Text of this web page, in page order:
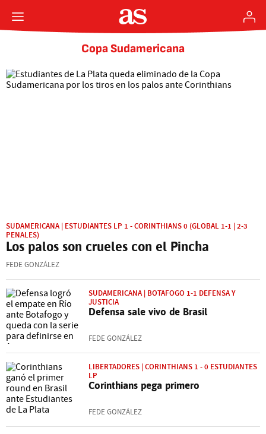
Copa Sudamericana
SUDAMERICANA | ESTUDIANTES LP 1 - CORINTHIANS 0 (GLOBAL 1-1 | 2-3
PENALES)
Los palos son crueles con el Pincha
FEDE GONZÁLEZ
SUDAMERICANA | BOTAFOGO 1-1 DEFENSA Y
JUSTICIA
Defensa sale vivo de Brasil
FEDE GONZÁLEZ
LIBERTADORES | CORINTHIANS 1 - 0 ESTUDIANTES
LP
Corinthians pega primero
FEDE GONZÁLEZ